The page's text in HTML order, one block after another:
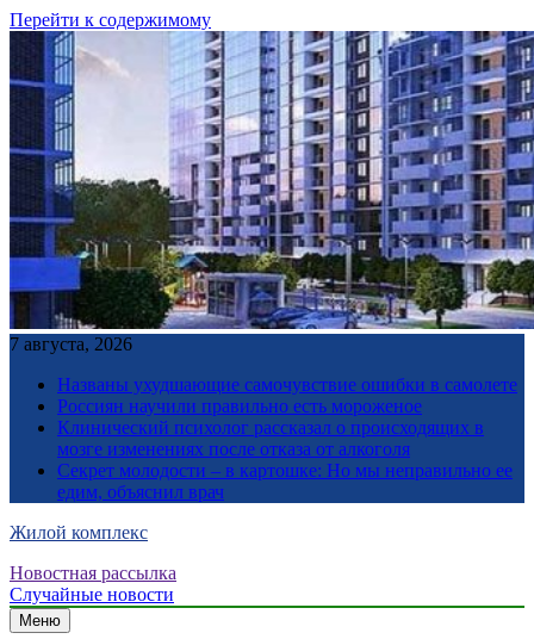
Перейти к содержимому
7 августа, 2026
Названы ухудшающие самочувствие ошибки в самолете
Россиян научили правильно есть мороженое
Клинический психолог рассказал о происходящих в
мозге изменениях после отказа от алкоголя
Секрет молодости – в картошке: Но мы неправильно ее
едим, объяснил врач
Жилой комплекс
Новостная рассылка
Случайные новости
Меню